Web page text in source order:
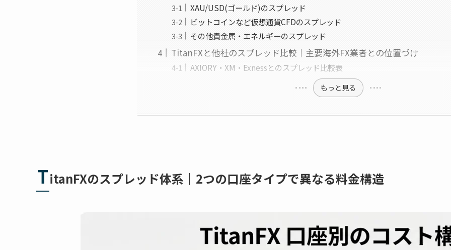
XAU/USD(ゴールド)のスプレッド
ビットコインなど仮想通貨CFDのスプレッド
その他貴金属・エネルギーのスプレッド
TitanFXと他社のスプレッド比較｜主要海外FX業者との位置づけ
AXIORY・XM・Exnessとのスプレッド比較表
もっと見る
TitanFXのスプレッド体系｜2つの口座タイプで異なる料金構造